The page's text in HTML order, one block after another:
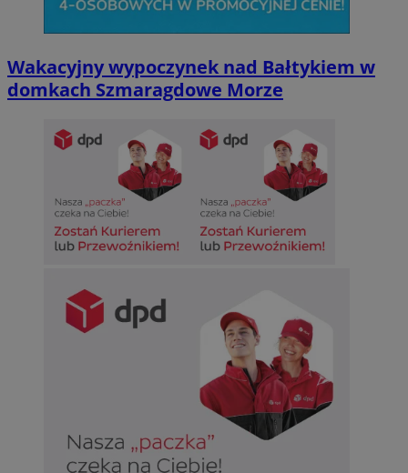
Wakacyjny wypoczynek nad Bałtykiem w
domkach Szmaragdowe Morze